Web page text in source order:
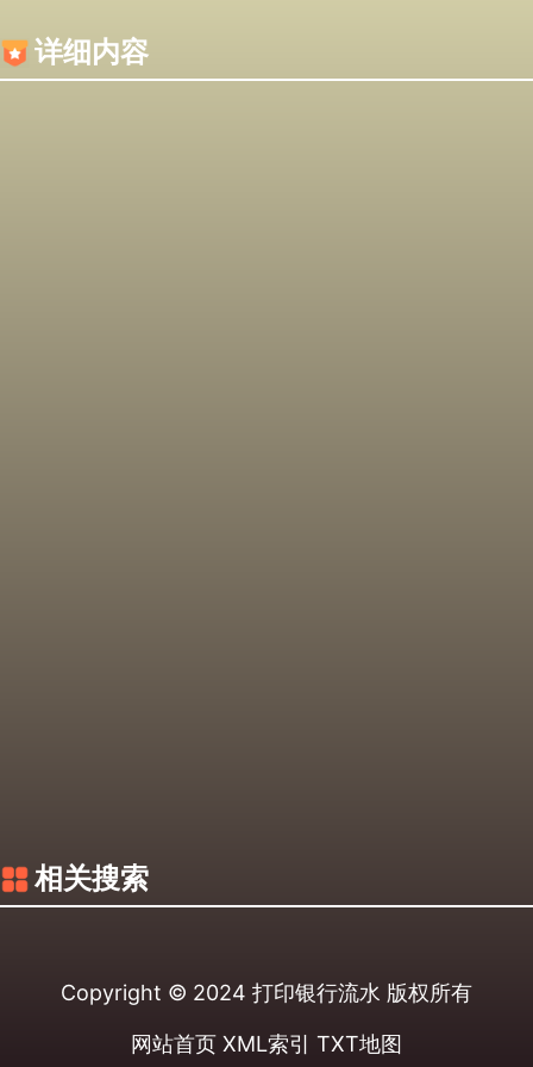
详细内容
相关搜索
Copyright © 2024 打印银行流水 版权所有
网站首页 XML索引 TXT地图